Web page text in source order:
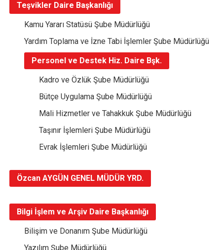
Teşvikler Daire Başkanlığı
Kamu Yararı Statüsü Şube Müdürlüğü
Yardım Toplama ve İzne Tabi İşlemler Şube Müdürlüğü
Personel ve Destek Hiz. Daire Bşk.
Kadro ve Özlük Şube Müdürlüğü
Bütçe Uygulama Şube Müdürlüğü
Mali Hizmetler ve Tahakkuk Şube Müdürlüğü
Taşınır İşlemleri Şube Müdürlüğü
Evrak İşlemleri Şube Müdürlüğü
Özcan AYGÜN GENEL MÜDÜR YRD.
Bilgi İşlem ve Arşiv Daire Başkanlığı
Bilişim ve Donanım Şube Müdürlüğü
Yazılım Şube Müdürlüğü